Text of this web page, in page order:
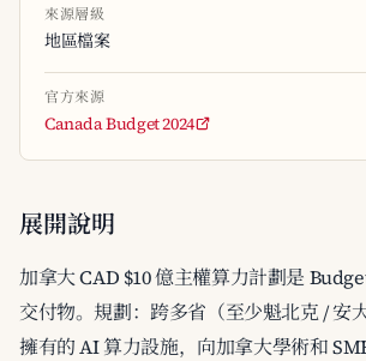
來源層級
地區檔案
官方來源
Canada Budget 2024
展開說明
加拿大 CAD $10 億主權算力計劃是
交付物。規劃：跨多省（至少魁北克 / 安
擁有的 AI 算力設施，向加拿大學術和